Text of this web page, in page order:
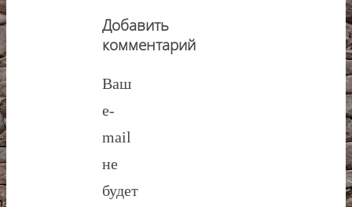
Добавить
комментарий
Ваш
e-
mail
не
будет